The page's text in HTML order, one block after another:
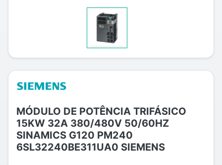
MÓDULO DE POTÊNCIA TRIFÁSICO
15KW 32A 380/480V 50/60HZ
SINAMICS G120 PM240
6SL32240BE311UA0 SIEMENS